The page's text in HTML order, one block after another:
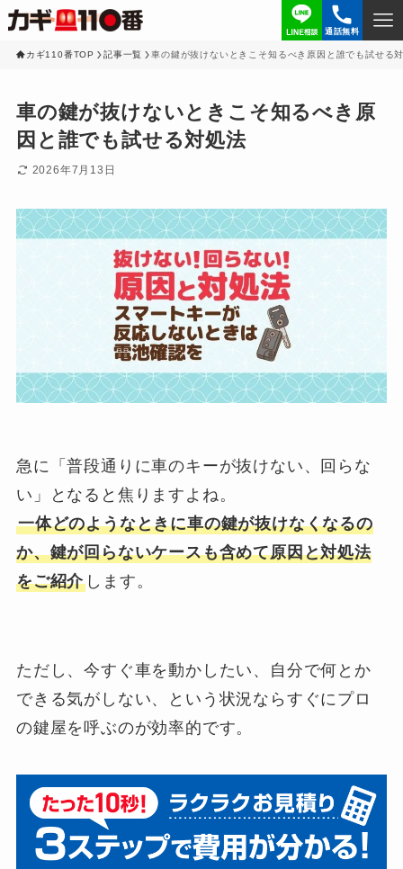
通話無料
カギ110番TOP 記事一覧 車の鍵が抜けないときこそ知るべき原因と誰でも試せる
車の鍵が抜けないときこそ知るべき原
因と誰でも試せる対処法
2026年7月13日
急に「普段通りに車のキーが抜けない、回らな
い」となると焦りますよね。
一体どのようなときに車の鍵が抜けなくなるの
か、鍵が回らないケースも含めて原因と対処法
をご紹介 します。
ただし、今すぐ車を動かしたい、自分で何とか
できる気がしない、という状況ならすぐにプロ
の鍵屋を呼ぶのが効率的です。